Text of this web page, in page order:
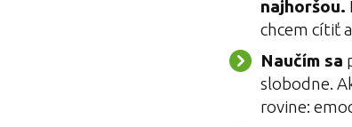
najhoršou.
chcem cítiť
Naučím sa
slobodne.
rovine: